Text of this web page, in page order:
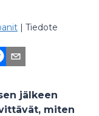
| Tiedote
jälkeen
miten